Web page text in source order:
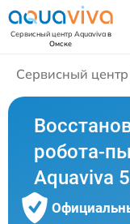
Сервисный центр Aquavivaв
Омске
Сервисный
робота-
Aquaviva